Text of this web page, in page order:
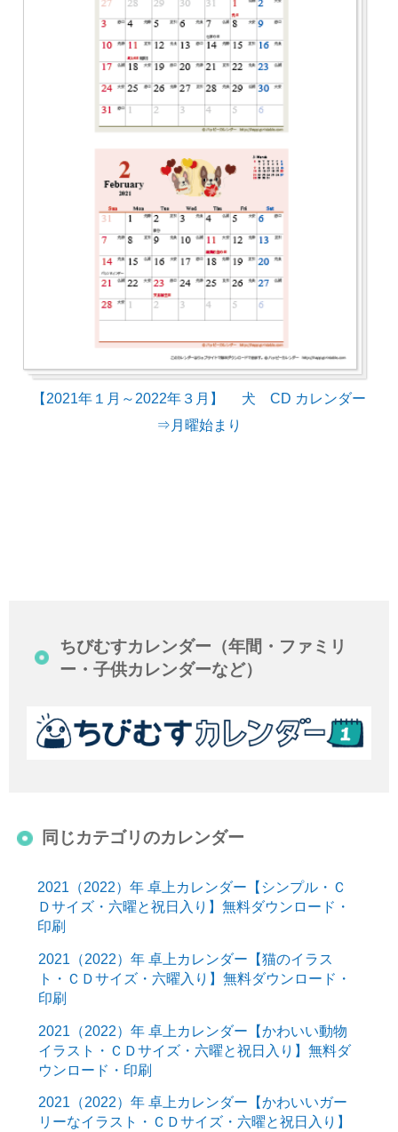
【2021年１月～2022年３月】 犬 CD カレンダー
⇒月曜始まり
ちびむすカレンダー（年間・ファミリ
ー・子供カレンダーなど）
同じカテゴリのカレンダー
2021（2022）年 卓上カレンダー【シンプル・Ｃ
Ｄサイズ・六曜と祝日入り】無料ダウンロード・
印刷
2021（2022）年 卓上カレンダー【猫のイラス
ト・ＣＤサイズ・六曜入り】無料ダウンロード・
印刷
2021（2022）年 卓上カレンダー【かわいい動物
イラスト・ＣＤサイズ・六曜と祝日入り】無料ダ
ウンロード・印刷
2021（2022）年 卓上カレンダー【かわいいガー
リーなイラスト・ＣＤサイズ・六曜と祝日入り】